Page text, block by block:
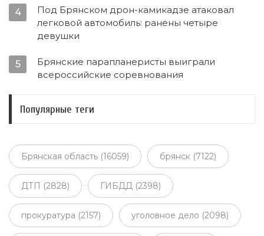
4
Под Брянском дрон-камикадзе атаковал
легковой автомобиль: ранены четыре
девушки
5
Брянские парапланеристы выиграли
всероссийские соревнования
Популярные теги
Брянская область (16059) брянск (7122)
ДТП (2828) ГИБДД (2398)
прокуратура (2157) уголовное дело (2098)